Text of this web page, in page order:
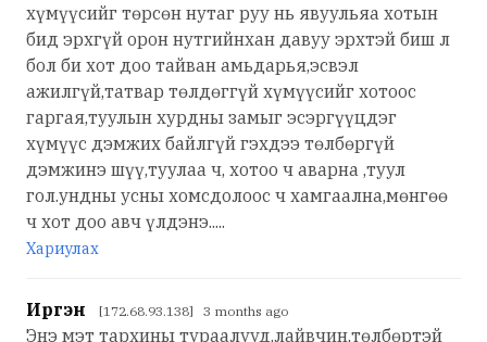
хүмүүсийг төрсөн нутаг руу нь явуульяа хотын
бид эрхгүй орон нутгийнхан давуу эрхтэй биш л
бол би хот доо тайван амьдарья,эсвэл
ажилгүй,татвар төлдөггүй хүмүүсийг хотоос
гаргая,туулын хурдны замыг эсэргүүцдэг
хүмүүс дэмжих байлгүй гэхдээ төлбөргүй
дэмжинэ шүү,туулаа ч, хотоо ч аварна ,туул
гол.ундны усны хомсдолоос ч хамгаална,мөнгөө
ч хот доо авч үлдэнэ.....
Хариулах
Иргэн [172.68.93.138] 3 months ago
Энэ мэт тархины тураалууд,лайвчин,төлбөртэй